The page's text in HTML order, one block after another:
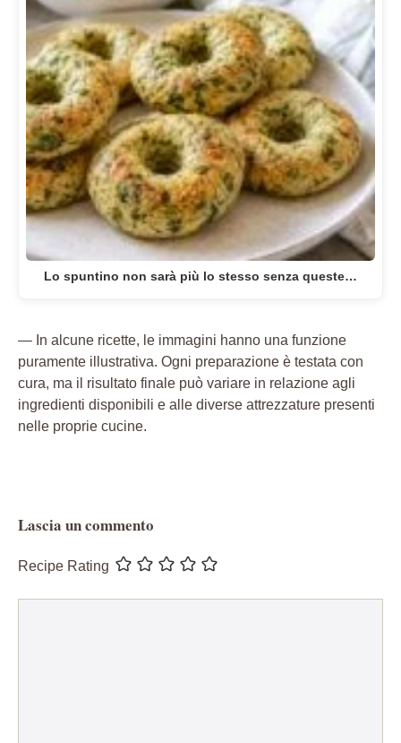
Lo spuntino non sarà più lo stesso senza queste…
— In alcune ricette, le immagini hanno una funzione
puramente illustrativa. Ogni preparazione è testata con
cura, ma il risultato finale può variare in relazione agli
ingredienti disponibili e alle diverse attrezzature presenti
nelle proprie cucine.
Lascia un commento
Recipe Rating